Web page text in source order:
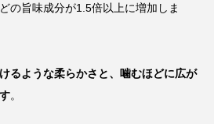
の旨味成分が1.5倍以上に増加しま
るような柔らかさと、噛むほどに広が
。